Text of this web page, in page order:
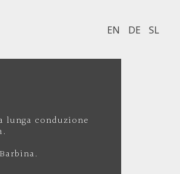
EN DE SL
lunga conduzione